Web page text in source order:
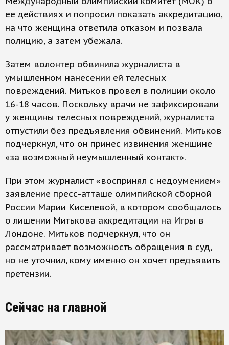
ее действиях и попросил показать аккредитацию,
на что женщина ответила отказом и позвала
полицию, а затем убежала.
Затем волонтер обвинила журналиста в
умышленном нанесении ей телесных
повреждений. Митьков провел в полиции около
16-18 часов. Поскольку врачи не зафиксировали
у женщины телесных повреждений, журналиста
отпустили без предъявления обвинений. Митьков
подчеркнул, что он принес извинения женщине
«за возможный неумышленный контакт».
При этом журналист «воспринял с недоумением»
заявление пресс-атташе олимпийской сборной
России Марии Киселевой, в котором сообщалось
о лишении Митькова аккредитации на Игры в
Лондоне. Митьков подчеркнул, что он
рассматривает возможность обращения в суд,
но не уточнил, кому именно он хочет предъявить
претензии.
Сейчас на главной